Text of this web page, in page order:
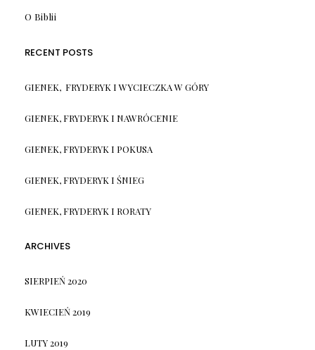
O Biblii
RECENT POSTS
GIENEK, FRYDERYK I WYCIECZKA W GÓRY
GIENEK, FRYDERYK I NAWRÓCENIE
GIENEK, FRYDERYK I POKUSA
GIENEK, FRYDERYK I ŚNIEG
GIENEK, FRYDERYK I RORATY
ARCHIVES
SIERPIEŃ 2020
KWIECIEŃ 2019
LUTY 2019